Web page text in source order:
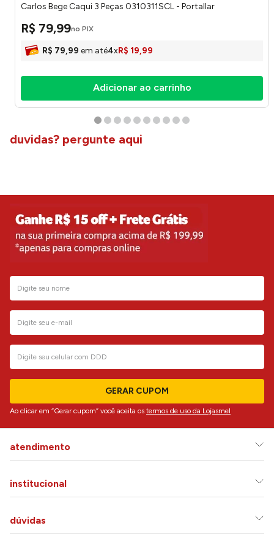
Carlos Bege Caqui 3 Peças 0310311SCL - Portallar
R$ 79,99no PIX
R$ 79,99 em até4xR$ 19,99
Adicionar ao carrinho
duvidas? pergunte aqui
GERAR CUPOM
Ao clicar em “Gerar cupom” você aceita os termos de uso da Lojasmel
atendimento
institucional
dúvidas